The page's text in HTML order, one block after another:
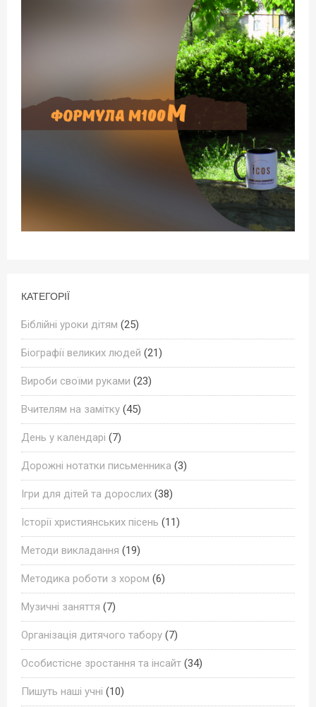
КАТЕГОРІЇ
Біблійні уроки дітям (25)
Біографії великих людей (21)
Вироби своїми руками (23)
Вчителям на замітку (45)
День у календарі (7)
Дорожні нотатки письменника (3)
Ігри для дітей та дорослих (38)
Історії християнських пісень (11)
Методи викладання (19)
Методика роботи з хором (6)
Музичні заняття (7)
Організація дитячого табору (7)
Особистісне зростання та інсайт (34)
Пишуть наші учні (10)